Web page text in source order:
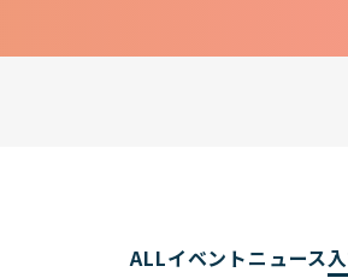
ALLイベントニュース